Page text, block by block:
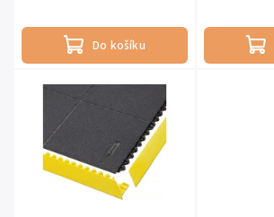
Do košíku